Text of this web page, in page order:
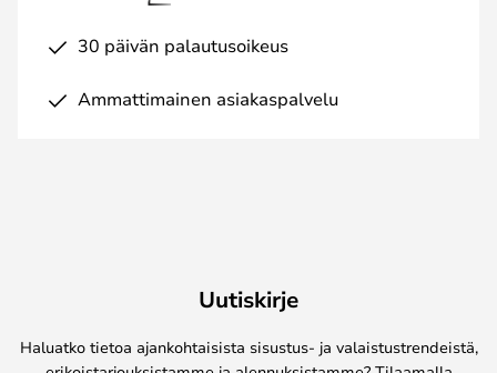
30 päivän palautusoikeus
Ammattimainen asiakaspalvelu
Uutiskirje
Haluatko tietoa ajankohtaisista sisustus- ja valaistustrendeistä,